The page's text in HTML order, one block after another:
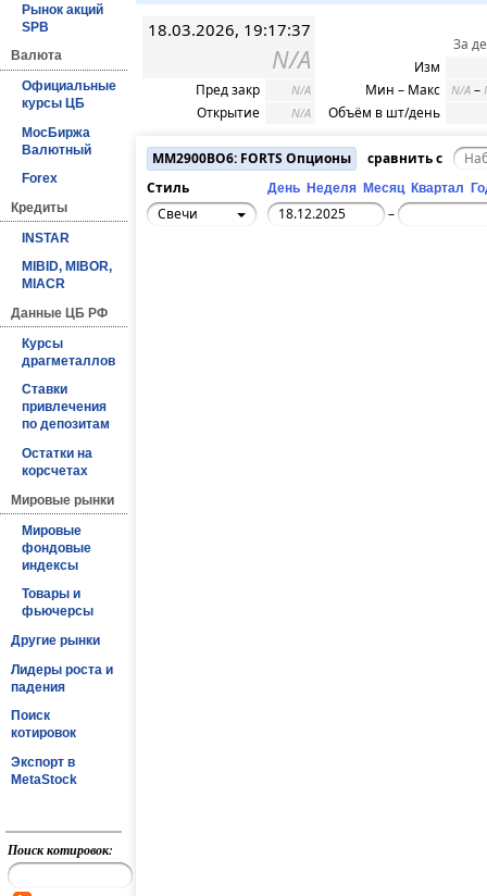
Рынок акций
SPB
Валюта
Официальные
курсы ЦБ
МосБиржа
Валютный
Forex
Кредиты
INSTAR
MIBID, MIBOR,
MIACR
Данные ЦБ РФ
Курсы
драгметаллов
Ставки
привлечения
по депозитам
Остатки на
корсчетах
Мировые рынки
Мировые
фондовые
индексы
Товары и
фьючерсы
Другие рынки
Лидеры роста и
падения
Поиск
котировок
Экспорт в
MetaStock
Поиск котировок:
18.03.2026, 19:17:37
N/A
Пред закр N/A
Открытие N/A
За
Изм
Мин – Макс
N/A –
Объём в шт/день
MM2900BO6: FORTS Опционы
сравнить с
Стиль
День Неделя Месяц Квартал
Свечи –